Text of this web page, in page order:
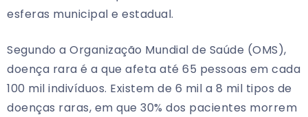
esferas municipal e estadual.
Segundo a Organização Mundial de Saúde (OMS),
doença rara é a que afeta até 65 pessoas em cada
100 mil indivíduos. Existem de 6 mil a 8 mil tipos de
doenças raras, em que 30% dos pacientes morrem